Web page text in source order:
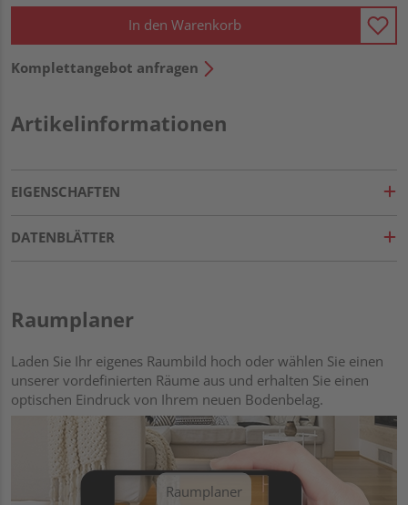
In den Warenkorb
Komplettangebot anfragen
Artikelinformationen
EIGENSCHAFTEN
DATENBLÄTTER
Raumplaner
Laden Sie Ihr eigenes Raumbild hoch oder wählen Sie einen
unserer vordefinierten Räume aus und erhalten Sie einen
optischen Eindruck von Ihrem neuen Bodenbelag.
Raumplaner